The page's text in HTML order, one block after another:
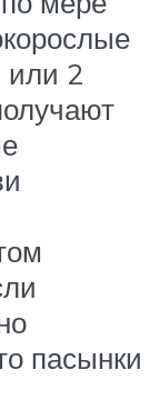
или 2
пасынки